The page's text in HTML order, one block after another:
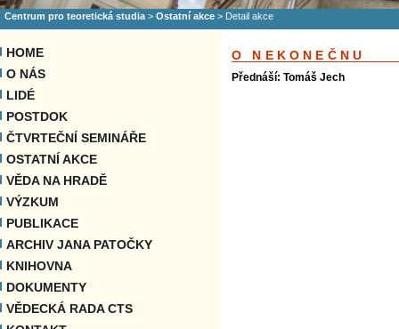
Centrum pro teoretická studia > Ostatní akce > Detail akce
HOME
O NÁS
LIDÉ
POSTDOK
ČTVRTEČNÍ SEMINÁŘE
OSTATNÍ AKCE
VĚDA NA HRADĚ
VÝZKUM
PUBLIKACE
ARCHIV JANA PATOČKY
KNIHOVNA
DOKUMENTY
VĚDECKÁ RADA CTS
O NEKONEČNU
Přednáší: Tomáš Jech